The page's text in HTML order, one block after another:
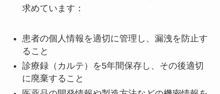
求めています：
患者の個人情報を適切に管理し、漏洩を防止す
ること
診療録（カルテ）を5年間保存し、その後適切
に廃棄すること